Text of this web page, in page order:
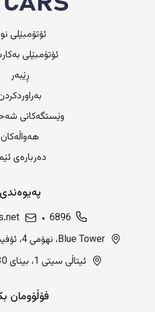
ئۆتۆمبێلی
ئۆتۆمبێلی
ڕێبەر
وێستگەکانی
هەواڵەکان
دەربارەی
پەیوەندی
6896
Blue Tower، نهۆمی 4، ئۆفیسی 407، بەغدا، عێراق
ئیتاڵی سیتی 1، بینای 130 هەولێر، عێراق
فۆڵۆومان